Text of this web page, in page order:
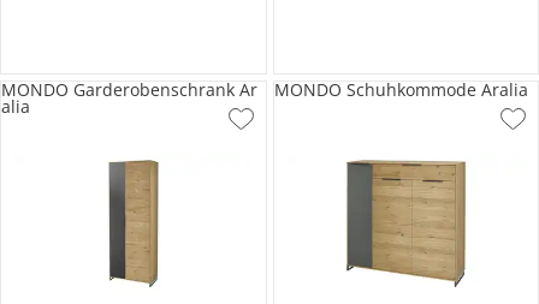
MONDO Garderobenschrank Ar
alia
MONDO Schuhkommode Aralia